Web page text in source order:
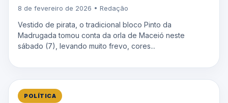
8 de fevereiro de 2026 • Redação
Vestido de pirata, o tradicional bloco Pinto da
Madrugada tomou conta da orla de Maceió neste
sábado (7), levando muito frevo, cores...
POLÍTICA